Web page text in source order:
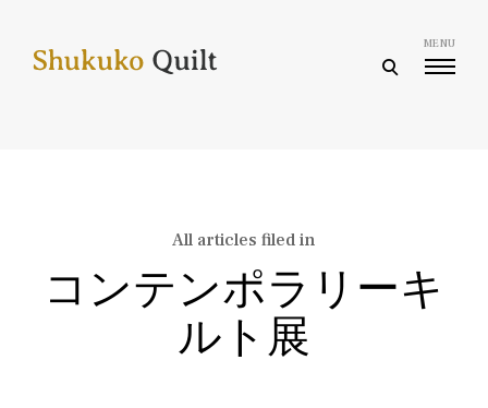
content
open
MENU
All articles filed in
コンテンポラリーキ
ルト展